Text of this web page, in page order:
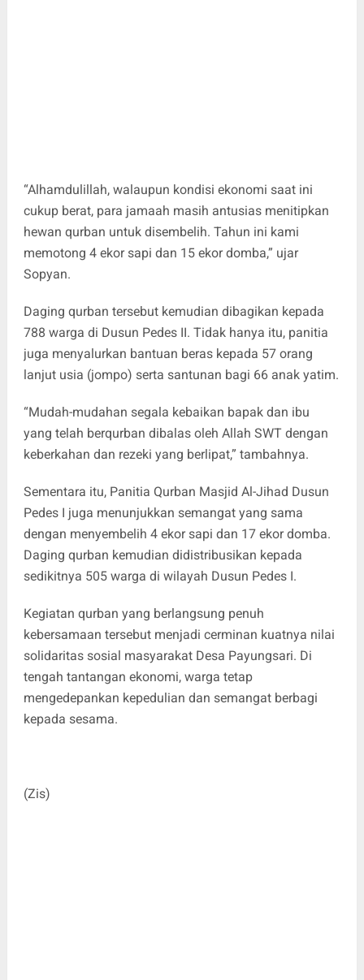
“Alhamdulillah, walaupun kondisi ekonomi saat ini
cukup berat, para jamaah masih antusias menitipkan
hewan qurban untuk disembelih. Tahun ini kami
memotong 4 ekor sapi dan 15 ekor domba,” ujar
Sopyan.
Daging qurban tersebut kemudian dibagikan kepada
788 warga di Dusun Pedes II. Tidak hanya itu, panitia
juga menyalurkan bantuan beras kepada 57 orang
lanjut usia (jompo) serta santunan bagi 66 anak yatim.
“Mudah-mudahan segala kebaikan bapak dan ibu
yang telah berqurban dibalas oleh Allah SWT dengan
keberkahan dan rezeki yang berlipat,” tambahnya.
Sementara itu, Panitia Qurban Masjid Al-Jihad Dusun
Pedes I juga menunjukkan semangat yang sama
dengan menyembelih 4 ekor sapi dan 17 ekor domba.
Daging qurban kemudian didistribusikan kepada
sedikitnya 505 warga di wilayah Dusun Pedes I.
Kegiatan qurban yang berlangsung penuh
kebersamaan tersebut menjadi cerminan kuatnya nilai
solidaritas sosial masyarakat Desa Payungsari. Di
tengah tantangan ekonomi, warga tetap
mengedepankan kepedulian dan semangat berbagi
kepada sesama.
(Zis)